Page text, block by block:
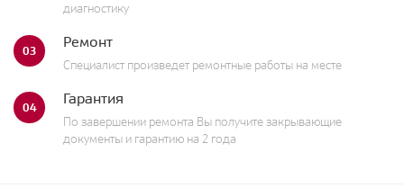
диагностику
03 Ремонт
Специалист произведет ремонтные работы на месте
04 Гарантия
По завершении ремонта Вы получите закрывающие
документы и гарантию на 2 года